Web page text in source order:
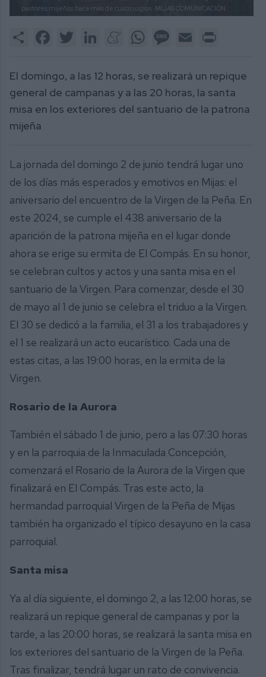
pastores mijeños hace más de cuatro siglos. MIJAS COMUNICACIÓN
Share FacebookTwitter LinkedInMeneameWhatsAppMessage
Email
El domingo, a las 12 horas, se realizará un repique
general de campanas y a las 20 horas, la santa
misa en los exteriores del santuario de la patrona
mijeña
La jornada del domingo 2 de junio tendrá lugar uno
de los días más esperados y emotivos en Mijas: el
aniversario del encuentro de la Virgen de la Peña. En
este 2024, se cumple el 438 aniversario de la
aparición de la patrona mijeña en el lugar donde
ahora se erige su ermita de El Compás. En su honor,
se celebran cultos y actos y una santa misa en el
santuario de la Virgen. Para comenzar, desde el 30
de mayo al 1 de junio se celebra el triduo a la Virgen.
El 30 se dedicó a la familia, el 31 a los trabajadores y
el 1 se realizará un acto eucarístico. Cada una de
estas citas, a las 19:00 horas, en la ermita de la
Virgen.
Rosario de la Aurora
También el sábado 1 de junio, pero a las 07:30 horas
y en la parroquia de la Inmaculada Concepción,
comenzará el Rosario de la Aurora de la Virgen que
finalizará en El Compás. Tras este acto, la
hermandad parroquial Virgen de la Peña de Mijas
también ha organizado el típico desayuno en la casa
parroquial.
Santa misa
Ya al día siguiente, el domingo 2, a las 12:00 horas, se
realizará un repique general de campanas y por la
tarde, a las 20:00 horas, se realizará la santa misa en
los exteriores del santuario de la Virgen de la Peña.
Tras finalizar, tendrá lugar un rato de convivencia.